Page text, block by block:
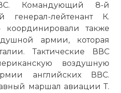
Командующий 8-й
генерал-лейтенант К.
также
армии, которая
Тактические ВВС
воздушную
английских ВВС.
маршал авиации Т.